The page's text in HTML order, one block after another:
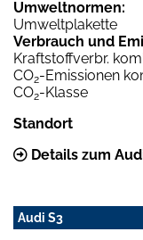
Umweltnormen:
Umweltplakette
Verbrauch und
Kraftstoffverbr.
CO2-Emissionen
CO2-Klasse
Standort
Details zum
Audi S3